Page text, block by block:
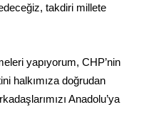
takdiri millete
yapıyorum, CHP’nin
halkımıza doğrudan
Anadolu’ya